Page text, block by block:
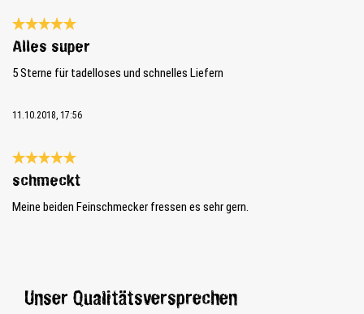
Bewertung mit 5 von 5 Sternen
Alles super
5 Sterne für tadelloses und schnelles Liefern
11.10.2018, 17:56
Bewertung mit 5 von 5 Sternen
schmeckt
Meine beiden Feinschmecker fressen es sehr gern.
Unser Qualitätsversprechen